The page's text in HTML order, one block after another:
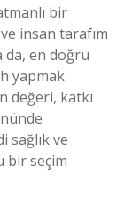
bir
insan tarafım
da, en doğru
yapmak
değeri, katkı
sağlık ve
bir seçim